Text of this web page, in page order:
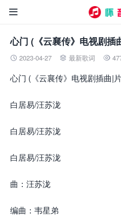

心门 (《云襄传》电视剧插
 2023-04-27  最新歌词 
心门 (《云襄传》电视剧插曲|
白居易/汪苏泷
白居易/汪苏泷
白居易/汪苏泷
曲：汪苏泷
编曲：韦星弟